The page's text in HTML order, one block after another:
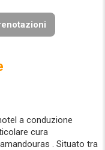
a conduzione
cura
. Situato tra